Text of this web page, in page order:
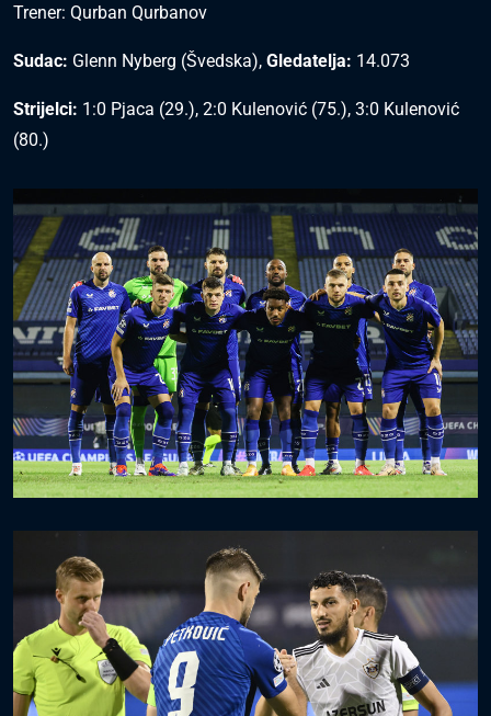
Trener: Qurban Qurbanov
Sudac: Glenn Nyberg (Švedska), Gledatelja: 14.073
Strijelci: 1:0 Pjaca (29.), 2:0 Kulenović (75.), 3:0 Kulenović
(80.)